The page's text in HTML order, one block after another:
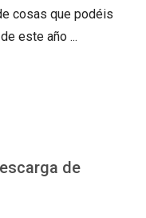
cosas que podéis
este año ...
de